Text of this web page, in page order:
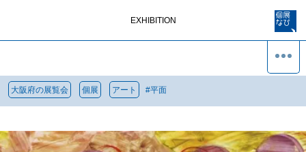
EXHIBITION
大阪府の展覧会 個展 アート #平面